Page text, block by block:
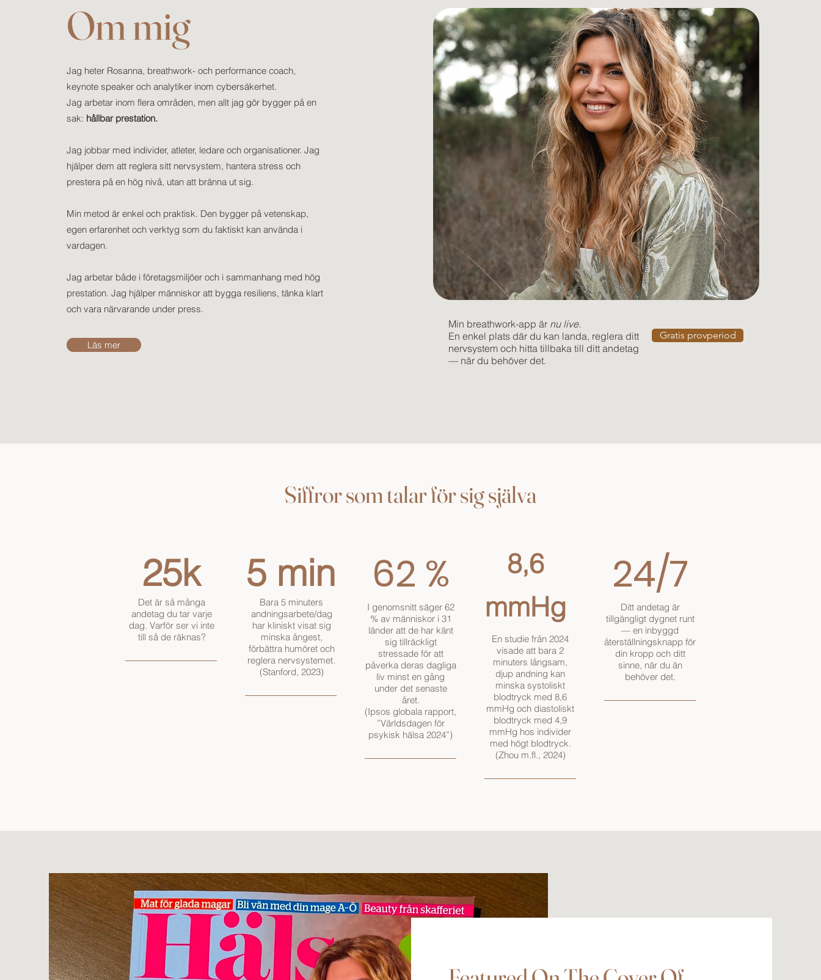
Om mig
Jag heter Rosanna, breathwork- och performance coach,
keynote speaker och analytiker inom cybersäkerhet.
Jag arbetar inom flera områden, men allt jag gör bygger på en
sak: hållbar prestation.
Jag jobbar med individer, atleter, ledare och organisationer. Jag
hjälper dem att reglera sitt nervsystem, hantera stress och
prestera på en hög nivå, utan att bränna ut sig.
Min metod är enkel och praktisk. Den bygger på vetenskap,
egen erfarenhet och verktyg som du faktiskt kan använda i
vardagen.
Jag arbetar både i företagsmiljöer och i sammanhang med hög
prestation. Jag hjälper människor att bygga resiliens, tänka klart
och vara närvarande under press.
Läs mer
Min breathwork-app är nu live.
En enkel plats där du kan landa, reglera ditt
nervsystem och hitta tillbaka till ditt andetag
— när du behöver det.
Gratis provperiod
Siffror som talar för sig själva
25k
Det är så många
andetag du tar varje
dag. Varför ser vi inte
till så de räknas?
5 min
Bara 5 minuters
andningsarbete/dag
har kliniskt visat sig
minska ångest,
förbättra humöret och
reglera nervsystemet.
(Stanford, 2023)
62 %
I genomsnitt säger 62
% av människor i 31
länder att de har känt
sig tillräckligt
stressade för att
påverka deras dagliga
liv minst en gång
under det senaste
året.
(Ipsos globala rapport,
”Världsdagen för
psykisk hälsa 2024”)
8,6
mmHg
En studie från 2024
visade att bara 2
minuters långsam,
djup andning kan
minska systoliskt
blodtryck med 8,6
mmHg och diastoliskt
blodtryck med 4,9
mmHg hos individer
med högt blodtryck.
(Zhou m.fl., 2024)
24/7
Ditt andetag är
tillgängligt dygnet runt
— en inbyggd
återställningsknapp för
din kropp och ditt
sinne, när du än
behöver det.